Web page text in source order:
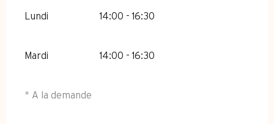
Lundi 14:00 - 16:30
Mardi 14:00 - 16:30
* A la demande